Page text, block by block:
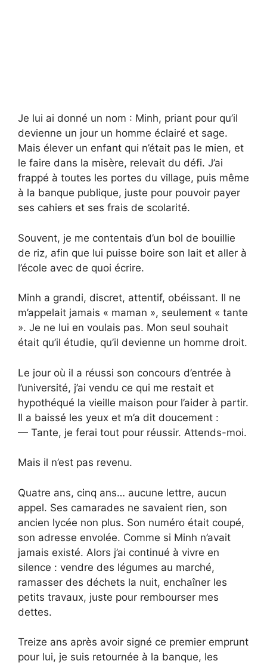
Je lui ai donné un nom : Minh, priant pour qu’il
devienne un jour un homme éclairé et sage.
Mais élever un enfant qui n’était pas le mien, et
le faire dans la misère, relevait du défi. J’ai
frappé à toutes les portes du village, puis même
à la banque publique, juste pour pouvoir payer
ses cahiers et ses frais de scolarité.
Souvent, je me contentais d’un bol de bouillie
de riz, afin que lui puisse boire son lait et aller à
l’école avec de quoi écrire.
Minh a grandi, discret, attentif, obéissant. Il ne
m’appelait jamais « maman », seulement « tante
». Je ne lui en voulais pas. Mon seul souhait
était qu’il étudie, qu’il devienne un homme droit.
Le jour où il a réussi son concours d’entrée à
l’université, j’ai vendu ce qui me restait et
hypothéqué la vieille maison pour l’aider à partir.
Il a baissé les yeux et m’a dit doucement :
— Tante, je ferai tout pour réussir. Attends-moi.
Mais il n’est pas revenu.
Quatre ans, cinq ans… aucune lettre, aucun
appel. Ses camarades ne savaient rien, son
ancien lycée non plus. Son numéro était coupé,
son adresse envolée. Comme si Minh n’avait
jamais existé. Alors j’ai continué à vivre en
silence : vendre des légumes au marché,
ramasser des déchets la nuit, enchaîner les
petits travaux, juste pour rembourser mes
dettes.
Treize ans après avoir signé ce premier emprunt
pour lui, je suis retournée à la banque, les